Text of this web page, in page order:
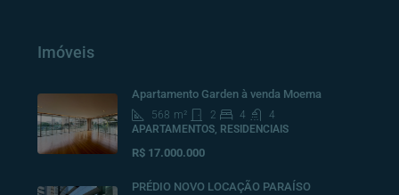
Imóveis
Apartamento Garden à venda Moema
568 m² 2 4
4
APARTAMENTOS, RESIDENCIAIS
R$ 17.000.000
PRÉDIO NOVO LOCAÇÃO PARAÍSO